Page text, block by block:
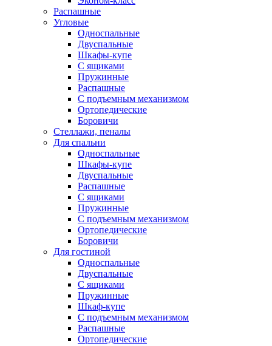
Распашные
Угловые
Односпальные
Двуспальные
Шкафы-купе
С ящиками
Пружинные
Распашные
С подъемным механизмом
Ортопедические
Боровичи
Стеллажи, пеналы
Для спальни
Односпальные
Шкафы-купе
Двуспальные
Распашные
С ящиками
Пружинные
С подъемным механизмом
Ортопедические
Боровичи
Для гостиной
Односпальные
Двуспальные
С ящиками
Пружинные
Шкаф-купе
С подъемным механизмом
Распашные
Ортопедические